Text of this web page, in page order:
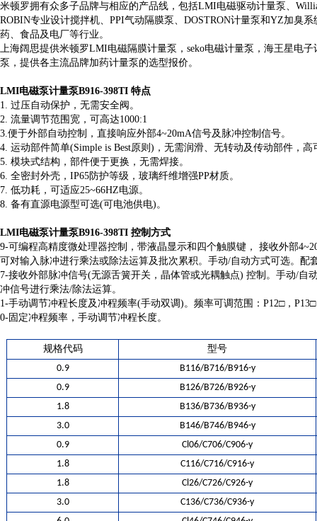
米顿罗拥有众多子品牌与相应的产品线，包括LMI电磁驱动计量泵、
ROBIN专业设计搅拌机、PPI气动隔膜泵、DOSTRON计量泵和YZ加臭
药、食品及电厂等行业。
上海阔思提供米顿罗LMI电磁隔膜计量泵， seko电磁计量泵，海王星电
泵，提供各主流品牌加药计量泵的选型报价。
LMI电磁泵计量泵B916-398TI ​​​ 特点
1. 过压自动保护，无需安全阀。
2. 流量调节范围宽，可高达1000:1
3.便于外部自动控制，直接响应外部4~20mA信号及脉冲控制信号。
4. 运动部件简单(Simple is Best原则)，无需润滑、无转动及传动部件，高
5. 模块式结构，部件便于更换，无需焊接。
6. 全密封外壳，IP65防护等级，玻璃纤维增强PP材质。
7. 低功耗，可适应25~66HZ电源。
8. 备有直源电源型可选(可电池供电)。
LMI电磁泵计量泵B916-398TI 控制方式
9-可编程高精度微处理器控制，带液晶显示和四个触膜键， 接收外部
可对输入脉冲进行乘法或除法运算及批次累积。手动/自动方式可选。配
7-接收外部脉冲信号(无源舌簧开关，晶体管或光耦触点) 控制。手动/自
冲信号进行乘法/除法运算。
1-手动调节冲程长度及冲程频率(手动双调)。频率可调范围：P12□，P13□
0-固定冲程频率，手动调节冲程长度。
规格代码
型号
0.9
B116/B716/B916-y
0.9
B126/B726/B926-y
1.8
B136/B736/B936-y
3.0
B146/B746/B946-y
0.9
Cl06/C706/C906-y
1.8
C116/C716/C916-y
1.8
Cl26/C726/C926-y
3.0
C136/C736/C936-y